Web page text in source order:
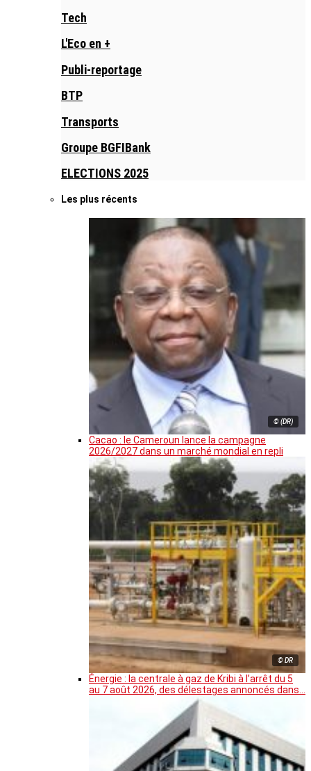
Tech
L'Eco en +
Publi-reportage
BTP
Transports
Groupe BGFIBank
ELECTIONS 2025
Les plus récents
© (DR)
Cacao : le Cameroun lance la campagne
2026/2027 dans un marché mondial en repli
© DR
Énergie : la centrale à gaz de Kribi à l’arrêt du 5
au 7 août 2026, des délestages annoncés dans…